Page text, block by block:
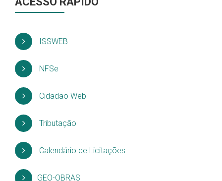
ISSWEB
NFSe
Cidadão Web
Tributação
Calendário de Licitações
GEO-OBRAS